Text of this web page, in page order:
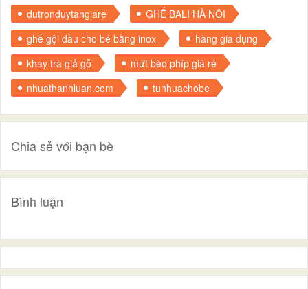
dutronduytangiare
GHẾ BALI HÀ NỘI
ghế gội đầu cho bé bằng inox
hàng gia dụng
khay trà giả gỗ
mứt bèo phíp giá rẻ
nhuathanhluan.com
tunhuachobe
Chia sẻ với bạn bè
Bình luận